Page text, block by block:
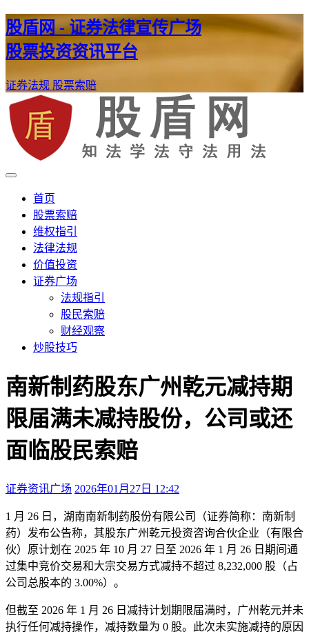
股盾网 - 证券法律宣传广场
股票投资资讯平台
证券法规 股票索赔
股盾网
证券股票维权网
首页
股票索赔
维权指引
法律法规
价值投资
证券广场
法规指引
股民索赔
财经观察
炒股技巧
南新制药股东广州乾元减持期
限届满未减持股份，公司或还
面临股民索赔
证券资讯广场 2026年01月27日 12:42
1 月 26 日，湖南南新制药股份有限公司（证券简称：南新制
药）发布公告称，其股东广州乾元投资咨询合伙企业（有限合
伙）原计划在 2025 年 10 月 27 日至 2026 年 1 月 26 日期间通
过集中竞价交易和大宗交易方式减持不超过 8,232,000 股（占
公司总股本的 3.00%）。
但截至 2026 年 1 月 26 日减持计划期限届满时，广州乾元并未
执行任何减持操作，减持数量为 0 股。此次未实施减持的原因